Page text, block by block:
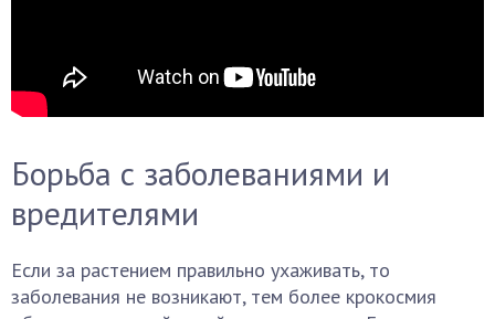
Борьба с заболеваниями и
вредителями
Если за растением правильно ухаживать, то
заболевания не возникают, тем более крокосмия